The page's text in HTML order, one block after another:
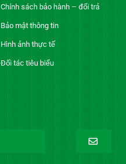
Chính sách bảo hành – đổi trả
Bảo mật thông tin
Hình ảnh thực tế
Đối tác tiêu biểu